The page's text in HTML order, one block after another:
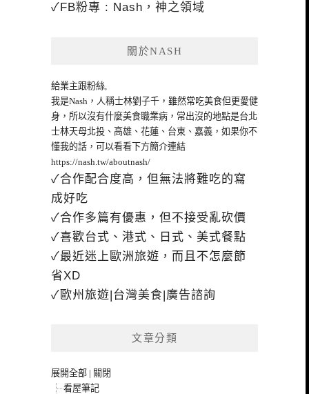
✓FB粉專 : Nash，神之領域
關於NASH
給業主跟粉絲,
我是Nash，人稱士林劉子千，雖然常吃美食但更愛健
身，所以沒有什麼美食職業病，常出沒的地點是台北
士林天母北投、高雄、花蓮、台東、嘉義，如果你不
懂我的話，可以看看下方簡介連結
https://nash.tw/aboutnash/
✓合作配合度高，但無法將難吃的寫
成好吃
✓合作多篇有優惠，但不接受亂砍價
✓喜歡台式、港式、日式、美式餐點
✓最近迷上歐洲旅遊，而且不怎麼節
省XD
✓歐州旅遊|台灣美食|廣告諮詢
文章分類
展開全部 | 關閉
看屋筆記